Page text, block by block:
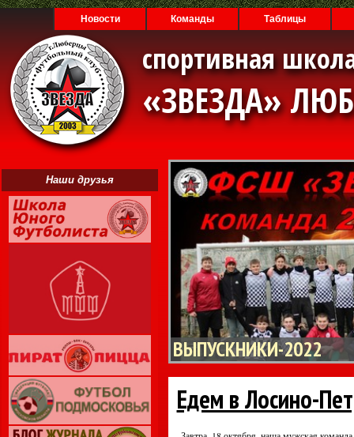
Новости Команды Таблицы
спортивная
«ЗВЕЗДА»
Наши друзья
ВЫПУСКНИКИ-2022
Едем в Лосино-